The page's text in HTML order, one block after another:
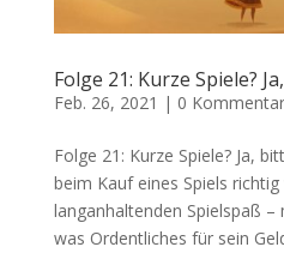
Folge 21: Kurze Spiele?
Feb. 26, 2021 | 0
Folge 21: Kurze Spiele? Ja,
beim Kauf eines Spiels
langanhaltenden Spielspaß
was Ordentliches für sein